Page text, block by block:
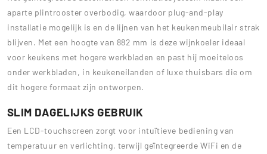
aparte plintrooster overbodig, waardoor plug-and-play
installatie mogelijk is en de lijnen van het keukenmeubilair strak
blijven. Met een hoogte van 882 mm is deze wijnkoeler ideaal
voor keukens met hogere werkbladen en past hij moeiteloos
onder werkbladen, in keukeneilanden of luxe thuisbars die om
dit hogere formaat zijn ontworpen.
SLIM DAGELIJKS GEBRUIK
Een LCD-touchscreen zorgt voor intuïtieve bediening van
temperatuur en verlichting, terwijl geïntegreerde WiFi en de